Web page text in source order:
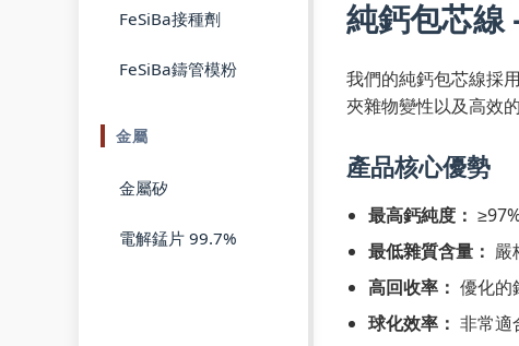
FeSiBa接種劑
FeSiBa鑄管模粉
金屬
金屬矽
電解錳片 99.7%
純鈣包芯線
我們的純鈣包芯線採
夾雜物變性以及高效
產品核心優勢
最高鈣純度：
最低雜質含量： 嚴
高回收率： 優化的
球化效率： 非常適